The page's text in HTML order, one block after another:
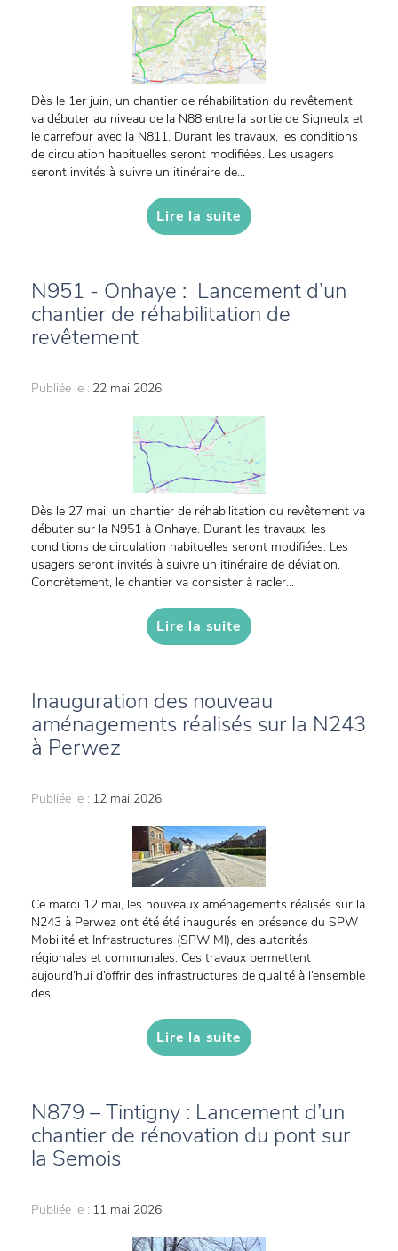
Dès le 1er juin, un chantier de réhabilitation du revêtement
va débuter au niveau de la N88 entre la sortie de Signeulx et
le carrefour avec la N811. Durant les travaux, les conditions
de circulation habituelles seront modifiées. Les usagers
seront invités à suivre un itinéraire de...
Lire la suite
N951 - Onhaye : Lancement d’un
chantier de réhabilitation de
revêtement
Publiée le : 22 mai 2026
Dès le 27 mai, un chantier de réhabilitation du revêtement va
débuter sur la N951 à Onhaye. Durant les travaux, les
conditions de circulation habituelles seront modifiées. Les
usagers seront invités à suivre un itinéraire de déviation.
Concrètement, le chantier va consister à racler...
Lire la suite
Inauguration des nouveau
aménagements réalisés sur la N243
à Perwez
Publiée le : 12 mai 2026
Ce mardi 12 mai, les nouveaux aménagements réalisés sur la
N243 à Perwez ont été été inaugurés en présence du SPW
Mobilité et Infrastructures (SPW MI), des autorités
régionales et communales. Ces travaux permettent
aujourd’hui d’offrir des infrastructures de qualité à l’ensemble
des...
Lire la suite
N879 – Tintigny : Lancement d’un
chantier de rénovation du pont sur
la Semois
Publiée le : 11 mai 2026